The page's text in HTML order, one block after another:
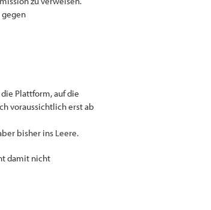
Plattform, auf die
voraussichtlich erst ab
bisher ins Leere.
damit nicht